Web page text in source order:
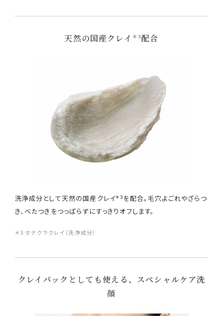
天然の国産クレイ ＊3配合
洗浄成分として天然の国産クレイ＊3 を配合。毛穴よごれやざらつ
き、べたつきをつっぱらずにすっきりオフします。
＊3 タナクラクレイ（洗浄成分）
クレイパックとしても使える、スペシャルケア洗
顔